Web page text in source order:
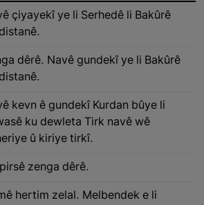
çiyayekî ye li Serhedê li Bakûrê
dêrê. Navê gundekî ye li Bakûrê
kevn ê gundekî Kurdan bûye li
ku dewleta Tirk navê wê
û kiriye tirkî.
zenga dêrê.
hertim zelal. Melbendek e li